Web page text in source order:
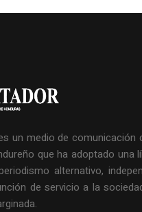
un medio de comunicación
que ha adoptado una
alternativo,
de servicio a la